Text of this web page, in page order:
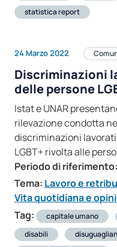
statistica report
24 Marzo 2022
Discriminazioni
delle persone
Istat e UNAR
rilevazione condotta
discriminazioni
LGBT+ rivolta alle
Periodo di riferimento:
Tema: Lavoro e
Vita quotidiana e
Tag:
capitale umano
disabili